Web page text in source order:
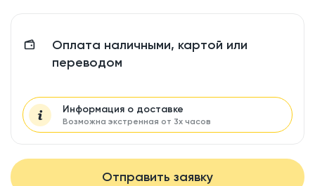
Отправить заявку
Оплата наличными, картой или
переводом
Информация о доставке
Возможна экстренная от 3х часов